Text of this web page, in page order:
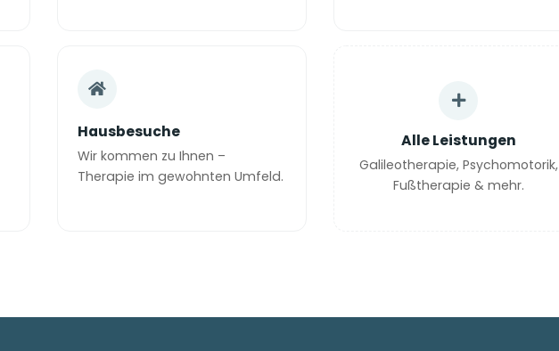
Hausbesuche
Wir kommen zu Ihnen –
Therapie im gewohnten Umfeld.
Alle Leistungen
Galileotherapie, Psychomotorik,
Fußtherapie & mehr.